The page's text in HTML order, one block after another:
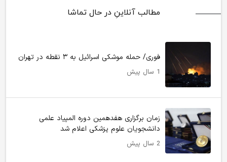
مطالب آنلاینِ در حال تماشا
فوری/ حمله موشکی اسرائیل به ۳ نقطه در تهران
1 سال پیش
زمان برگزاری هفدهمین دوره المپیاد علمی
دانشجویان علوم پزشکی اعلام شد
2 سال پیش